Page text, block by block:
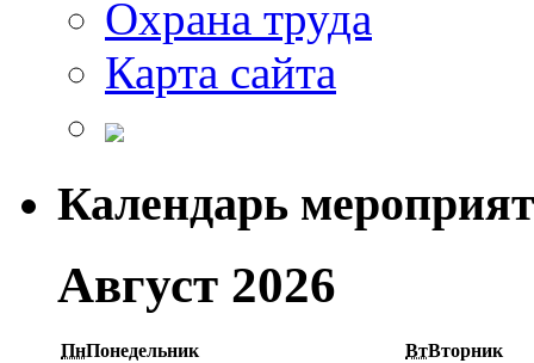
Охрана труда
Карта сайта
Календарь
Август 2026
ПнПонедельник ВтВторник